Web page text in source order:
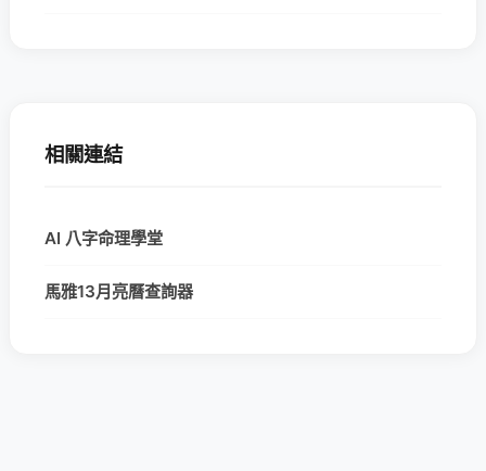
相關連結
AI 八字命理學堂
馬雅13月亮曆查詢器